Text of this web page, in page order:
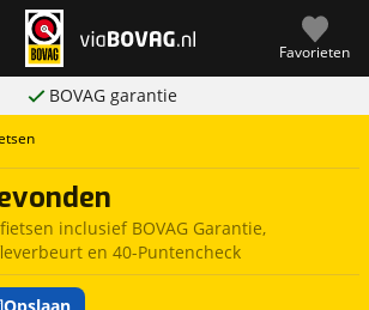
Favorieten
BOVAG garantie
inclusief BOVAG Garantie,
en 40-Puntencheck